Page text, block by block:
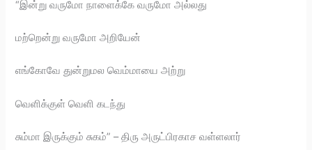
“இன்று வருமோ நாளைக்கே வருமோ அல்லது
மற்றென்று வருமோ அறியேன்
எங்கோவே துன்றுமல வெம்மாயை அற்று
வெளிக்குள் வெளி கடந்து
சும்மா இருக்கும் சுகம்” – திரு அருட்பிரகாச வள்ளலார்